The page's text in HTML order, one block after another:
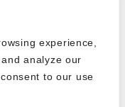
experience,
analyze our
to our use